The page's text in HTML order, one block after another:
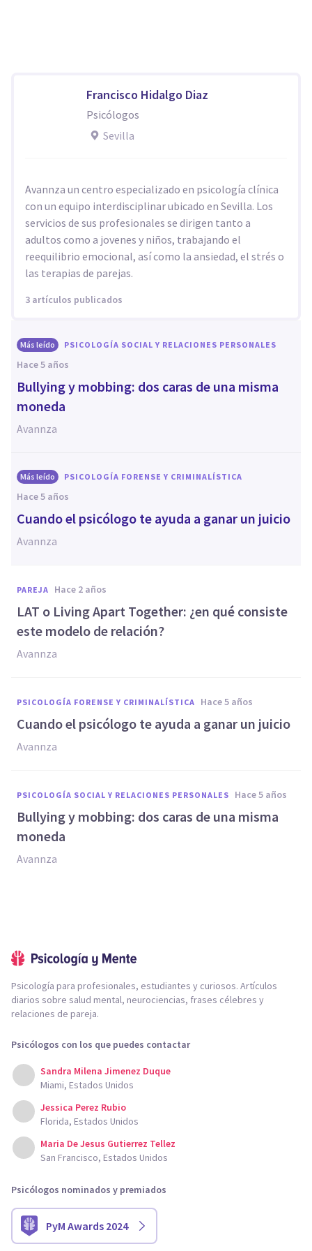
Francisco Hidalgo Diaz
Psicólogos
Sevilla
Avannza un centro especializado en psicología clínica
con un equipo interdisciplinar ubicado en Sevilla. Los
servicios de sus profesionales se dirigen tanto a
adultos como a jovenes y niños, trabajando el
reequilibrio emocional, así como la ansiedad, el strés o
las terapias de parejas.
3 artículos publicados
Más leído PSICOLOGÍA SOCIAL Y RELACIONES PERSONALES
hace 5 años
Bullying y mobbing: dos caras de una misma
moneda
Avannza
Más leído PSICOLOGÍA FORENSE Y CRIMINALÍSTICA
hace 5 años
Cuando el psicólogo te ayuda a ganar un juicio
Avannza
PAREJA hace 2 años
LAT o Living Apart Together: ¿en qué consiste
este modelo de relación?
Avannza
PSICOLOGÍA FORENSE Y CRIMINALÍSTICA hace 5 años
Cuando el psicólogo te ayuda a ganar un juicio
Avannza
PSICOLOGÍA SOCIAL Y RELACIONES PERSONALES hace 5 años
Bullying y mobbing: dos caras de una misma
moneda
Avannza
Psicología para profesionales, estudiantes y curiosos. Artículos
diarios sobre salud mental, neurociencias, frases célebres y
relaciones de pareja.
Psicólogos con los que puedes contactar
Sandra Milena Jimenez Duque
Miami, Estados Unidos
Jessica Perez Rubio
Florida, Estados Unidos
Maria De Jesus Gutierrez Tellez
San Francisco, Estados Unidos
Psicólogos nominados y premiados
PyM Awards 2024